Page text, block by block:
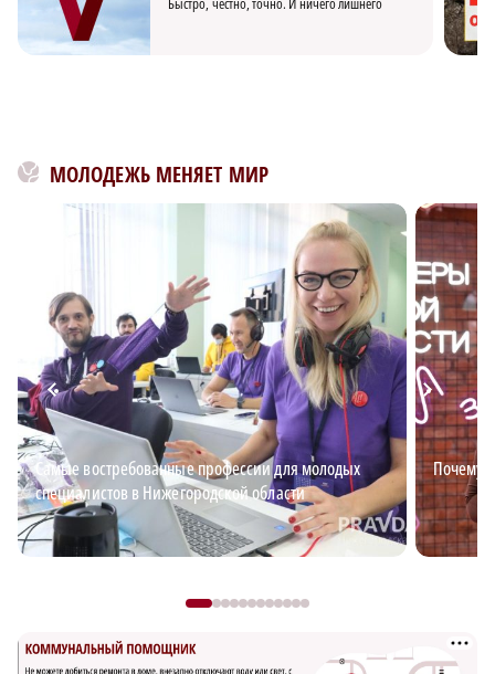
МОЛОДЕЖЬ МЕНЯЕТ МИР
Самые востребованные профессии для молодых
специалистов в Нижегородской области
Почему